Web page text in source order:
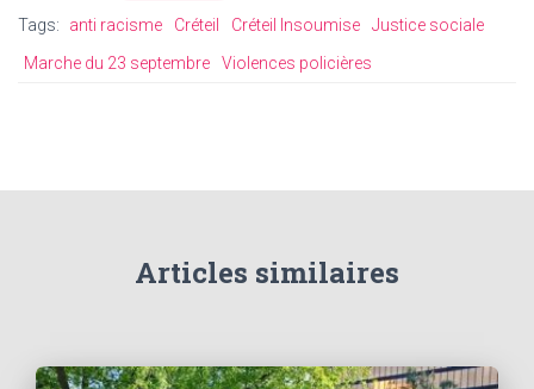
Tags: anti racisme Créteil Créteil Insoumise
Justice sociale
Marche du 23 septembre
Violences policières
Articles similaires